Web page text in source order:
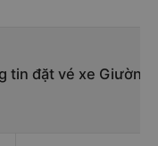
tin đặt vé xe Giường